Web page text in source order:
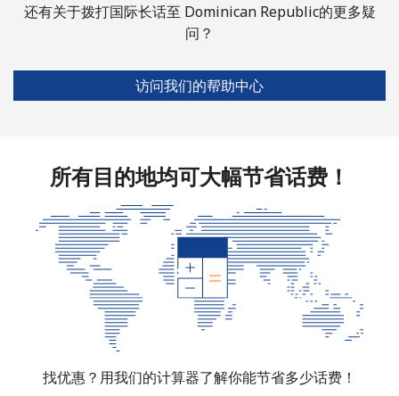
还有关于拨打国际长话至 Dominican Republic的更多疑
问？
访问我们的帮助中心
所有目的地均可大幅节省话费！
找优惠？用我们的计算器了解你能节省多少话费！